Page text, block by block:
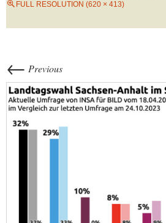
FULL RESOLUTION (620 × 413)
← Previous